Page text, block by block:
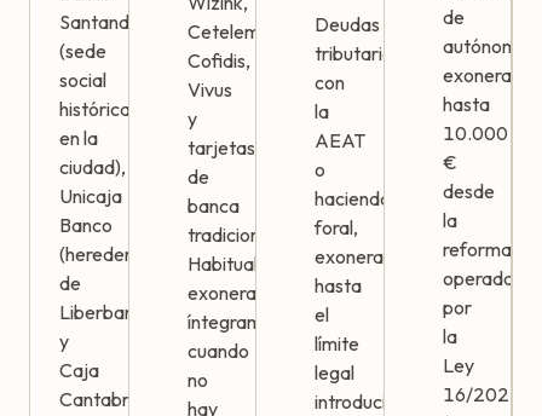
Santander
(sede
social
histórica
en la
ciudad),
Unicaja
Banco
(heredera
de
Liberbank
y
Caja
Cantabria),
Cetelem,
Cofidis,
Vivus
y
tarjetas
de
banca
tradicional.
Habitualmente
exonerables
íntegramente
cuando
no
hay
Deudas
tributarias
con
la
AEAT
o
hacienda
foral,
exonerables
hasta
el
límite
legal
introducido
de
autónomos,
hasta
10.000
€
desde
la
reforma
operada
por
la
Ley
16/2022